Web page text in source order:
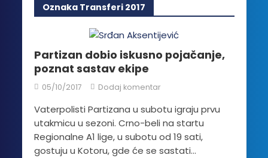
Oznaka Transferi 2017
Partizan dobio iskusno pojačanje,
poznat sastav ekipe
05/10/2017 Dodaj komentar
Vaterpolisti Partizana u subotu igraju prvu
utakmicu u sezoni. Crno-beli na startu
Regionalne A1 lige, u subotu od 19 sati,
gostuju u Kotoru, gde će se sastati...